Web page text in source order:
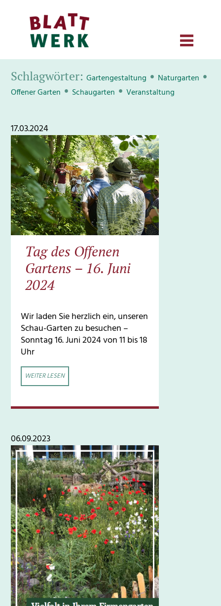
Schlagwörter:Gartengestaltung • Naturgarten •
Offener Garten • Schaugarten •Veranstaltung
17.03.2024
Tag des Offenen
Gartens – 16. Juni
2024
Wir laden Sie herzlich ein, unseren
Schau-Garten zu besuchen –
Sonntag 16. Juni 2024 von 11 bis 18
Uhr
WEITER LESEN
06.09.2023